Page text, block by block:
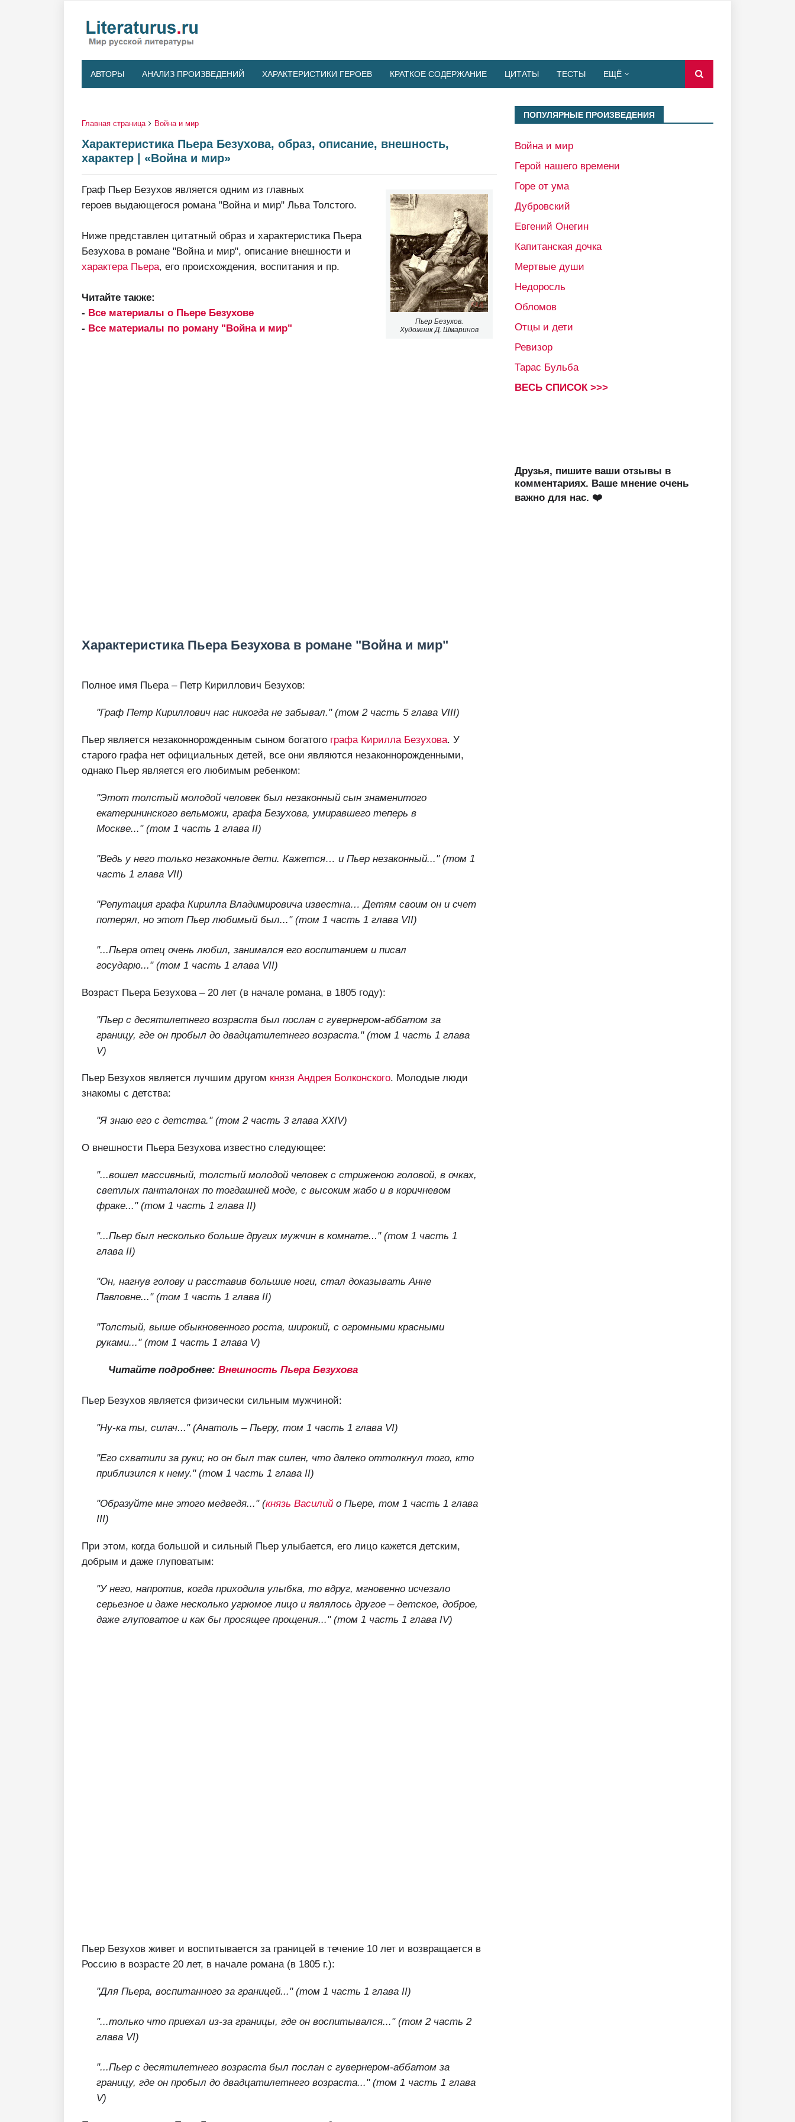
АВТОРЫ АНАЛИЗ ПРОИЗВЕДЕНИЙ ХАРАКТЕРИСТИКИ ГЕРОЕВ КРАТКОЕ СОДЕРЖАНИЕ ЦИТАТЫ ТЕСТЫ ЕЩЁ
Главная страница Война и мир
Характеристика Пьера Безухова, образ, описание, внешность,
характер | «Война и мир»
Пьер Безухов.
Художник Д. Шмаринов
Граф Пьер Безухов является одним из главных
героев выдающегося романа "Война и мир" Льва Толстого.
Ниже представлен цитатный образ и характеристика Пьера
Безухова в романе "Война и мир", описание внешности и
характера Пьера, его происхождения, воспитания и пр.
Читайте также:
- Все материалы о Пьере Безухове
- Все материалы по роману "Война и мир"
Характеристика Пьера Безухова в романе "Война и мир"
Полное имя Пьера – Петр Кириллович Безухов:
"Граф Петр Кириллович нас никогда не забывал." (том 2 часть 5 глава VIII)
Пьер является незаконнорожденным сыном богатого графа Кирилла Безухова. У
старого графа нет официальных детей, все они являются незаконнорожденными,
однако Пьер является его любимым ребенком:
"Этот толстый молодой человек был незаконный сын знаменитого
екатерининского вельможи, графа Безухова, умиравшего теперь в
Москве..." (том 1 часть 1 глава II)
"Ведь у него только незаконные дети. Кажется… и Пьер незаконный..." (том 1
часть 1 глава VII)
"Репутация графа Кирилла Владимировича известна… Детям своим он и счет
потерял, но этот Пьер любимый был..." (том 1 часть 1 глава VII)
"...Пьера отец очень любил, занимался его воспитанием и писал
государю..." (том 1 часть 1 глава VII)
Возраст Пьера Безухова – 20 лет (в начале романа, в 1805 году):
"Пьер с десятилетнего возраста был послан с гувернером-аббатом за
границу, где он пробыл до двадцатилетнего возраста." (том 1 часть 1 глава
V)
Пьер Безухов является лучшим другом князя Андрея Болконского. Молодые люди
знакомы с детства:
"Я знаю его с детства." (том 2 часть 3 глава XXIV)
О внешности Пьера Безухова известно следующее:
"...вошел массивный, толстый молодой человек с стриженою головой, в очках,
светлых панталонах по тогдашней моде, с высоким жабо и в коричневом
фраке..." (том 1 часть 1 глава II)
"...Пьер был несколько больше других мужчин в комнате..." (том 1 часть 1
глава II)
"Он, нагнув голову и расставив большие ноги, стал доказывать Анне
Павловне..." (том 1 часть 1 глава II)
"Толстый, выше обыкновенного роста, широкий, с огромными красными
руками..." (том 1 часть 1 глава V)
Читайте подробнее: Внешность Пьера Безухова
Пьер Безухов является физически сильным мужчиной:
"Ну-ка ты, силач..." (Анатоль – Пьеру, том 1 часть 1 глава VI)
"Его схватили за руки; но он был так силен, что далеко оттолкнул того, кто
приблизился к нему." (том 1 часть 1 глава II)
"Образуйте мне этого медведя..." (князь Василий о Пьере, том 1 часть 1 глава
III)
При этом, когда большой и сильный Пьер улыбается, его лицо кажется детским,
добрым и даже глуповатым:
"У него, напротив, когда приходила улыбка, то вдруг, мгновенно исчезало
серьезное и даже несколько угрюмое лицо и являлось другое – детское, доброе,
даже глуповатое и как бы просящее прощения..." (том 1 часть 1 глава IV)
Пьер Безухов живет и воспитывается за границей в течение 10 лет и возвращается в
Россию в возрасте 20 лет, в начале романа (в 1805 г.):
"Для Пьера, воспитанного за границей..." (том 1 часть 1 глава II)
"...только что приехал из-за границы, где он воспитывался..." (том 2 часть 2
глава VI)
"...Пьер с десятилетнего возраста был послан с гувернером-аббатом за
границу, где он пробыл до двадцатилетнего возраста..." (том 1 часть 1 глава
V)
ПОПУЛЯРНЫЕ ПРОИЗВЕДЕНИЯ
Война и мир
Герой нашего времени
Горе от ума
Дубровский
Евгений Онегин
Капитанская дочка
Мертвые души
Недоросль
Обломов
Отцы и дети
Ревизор
Тарас Бульба
ВЕСЬ СПИСОК >>>
Друзья, пишите ваши отзывы в
комментариях. Ваше мнение очень
важно для нас. ❤️